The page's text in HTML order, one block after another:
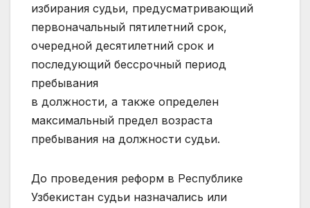
избирания судьи, предусматривающий
первоначальный пятилетний срок,
очередной десятилетний срок и
последующий бессрочный период
пребывания
в должности, а также определен
максимальный предел возраста
пребывания на должности судьи.
До проведения реформ в Республике
Узбекистан судьи назначались или